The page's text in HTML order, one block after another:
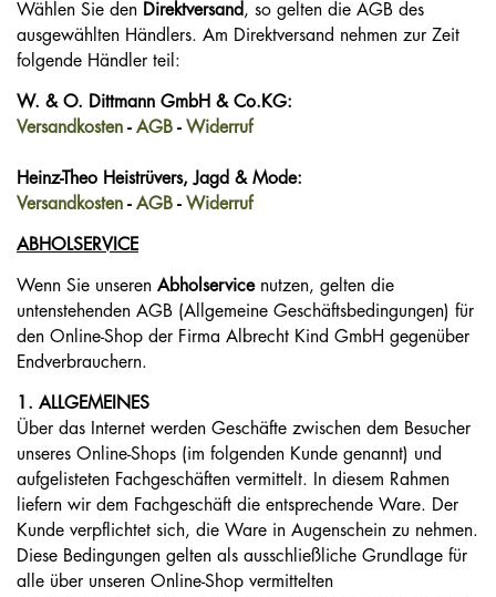
Wählen Sie den Direktversand , so gelten die AGB des
ausgewählten Händlers. Am Direktversand nehmen zur Zeit
folgende Händler teil:
W. & O. Dittmann GmbH & Co.KG:
Versandkosten - AGB - Widerruf
Heinz-Theo Heistrüvers, Jagd & Mode:
Versandkosten - AGB - Widerruf
ABHOLSERVICE
Wenn Sie unseren Abholservice nutzen, gelten die
untenstehenden AGB (Allgemeine Geschäftsbedingungen) für
den Online-Shop der Firma Albrecht Kind GmbH gegenüber
Endverbrauchern.
1. ALLGEMEINES
Über das Internet werden Geschäfte zwischen dem Besucher
unseres Online-Shops (im folgenden Kunde genannt) und
aufgelisteten Fachgeschäften vermittelt. In diesem Rahmen
liefern wir dem Fachgeschäft die entsprechende Ware. Der
Kunde verpflichtet sich, die Ware in Augenschein zu nehmen.
Diese Bedingungen gelten als ausschließliche Grundlage für
alle über unseren Online-Shop vermittelten